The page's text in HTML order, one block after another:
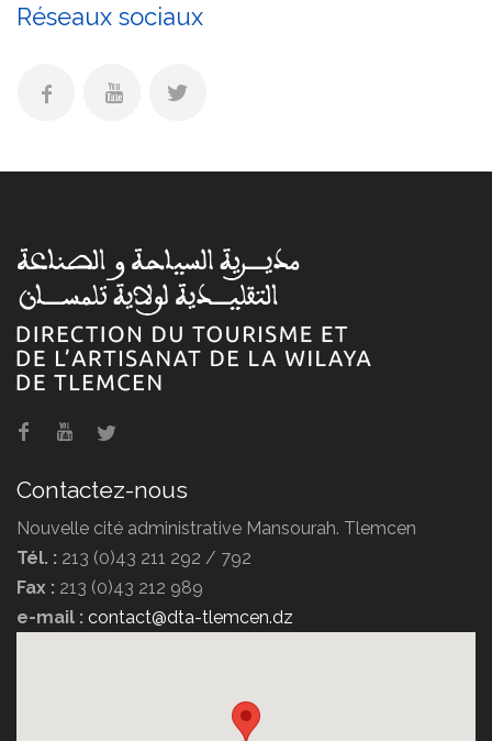
Réseaux sociaux
Contactez-nous
Nouvelle cité administrative Mansourah. Tlemcen
Tél. : 213 (0)43 211 292 / 792
Fax : 213 (0)43 212 989
e-mail : contact@dta-tlemcen.dz